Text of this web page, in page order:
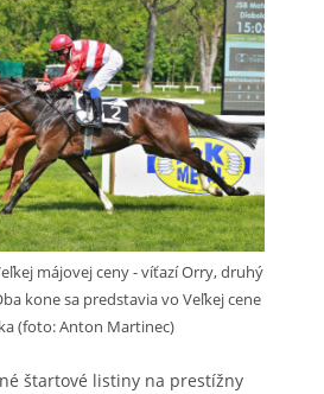
májovej ceny - víťazí Orry, druhý
kone sa predstavia vo Veľkej cene
(foto: Anton Martinec)
štartové listiny na prestížny